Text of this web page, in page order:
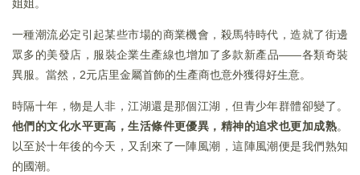
姐姐。
一種潮流必定引起某些市場的商業機會，殺馬特時代，造就了街邊
眾多的美發店，服裝企業生產線也增加了多款新產品——各類奇裝
異服。當然，2元店里金屬首飾的生產商也意外獲得好生意。
時隔十年，物是人非，江湖還是那個江湖，但青少年群體卻變了。
他們的文化水平更高，生活條件更優異，精神的追求也更加成熟。
以至於十年後的今天，又刮來了一陣風潮，這陣風潮便是我們熟知
的國潮。